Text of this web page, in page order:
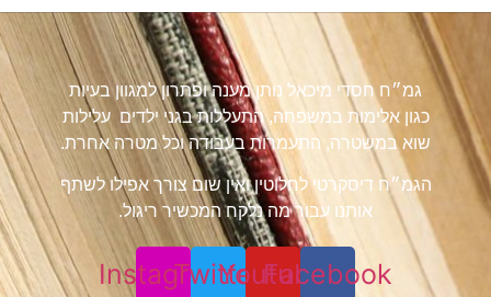
גמ״ח חסדי מיכאל נותן מענה ופתרון למגוון בעיות
כגון אלימות במשפחה, התעללות בגני ילדים עלילות
שוא במשטרה, התעמרות בעבודה וכל מטרה אחרת.
הגמ״ח דיסקרטי לחלוטין ואין שום צורך אפילו לשתף
אותנו עבור מה נלקח המכשיר ריגול.
Facebook
Youtube
Twitter
Instagram